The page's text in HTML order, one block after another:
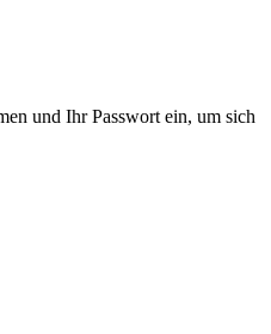
und Ihr Passwort ein, um sich